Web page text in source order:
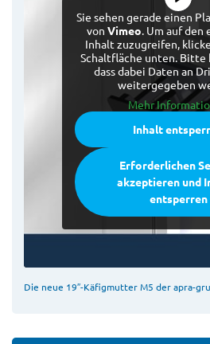
Sie sehen gerade einen
von Vimeo. Um auf
Inhalt zuzugreifen,
Schaltfläche unten. Bitte
dass dabei Daten an
weitergegeben
Mehr
Inhalt
Erforderlichen
akzeptieren und
entsperren
Die neue 19″-Käfigmutter M5 der apra-